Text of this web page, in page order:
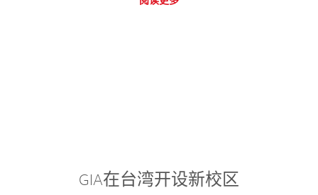
GIA在台湾开设新校区